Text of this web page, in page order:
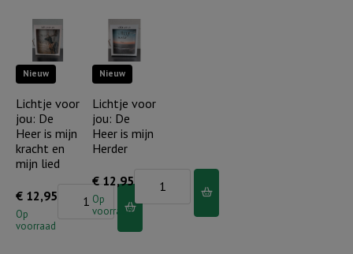
heeft
een
leven
aantal
liefde
is
aantal
Nieuw
Lichtje voor
jou: De
Heer is mijn
kracht en
mijn lied
€ 12,95
Op
voorraad
Nieuw
Lichtje voor
jou: De
Heer is mijn
Herder
€ 12,95
Op
voorraad
voor